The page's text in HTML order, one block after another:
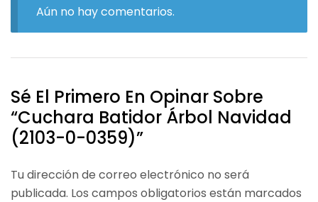
Aún no hay comentarios.
Sé El Primero En Opinar Sobre
“Cuchara Batidor Árbol Navidad
(2103-0-0359)”
Tu dirección de correo electrónico no será
publicada. Los campos obligatorios están marcados